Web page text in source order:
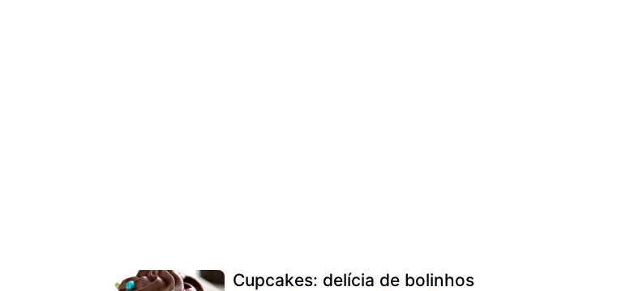
Cupcakes: delícia de bolinhos